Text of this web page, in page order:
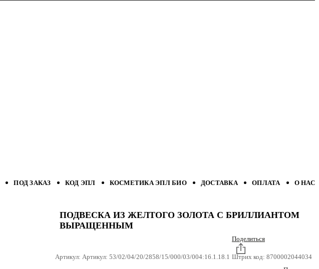
ПОД ЗАКАЗ КОД ЭПЛ КОСМЕТИКА ЭПЛ БИО ДОСТАВКА ОПЛАТА О НАС
ПОДВЕСКА ИЗ ЖЕЛТОГО ЗОЛОТА С БРИЛЛИАНТОМ
ВЫРАЩЕННЫМ
Артикул: Артикул: 53/02/04/20/2858/15/000/03/004:16.1.18.1
Поделиться
Штрих код: 8700002044034